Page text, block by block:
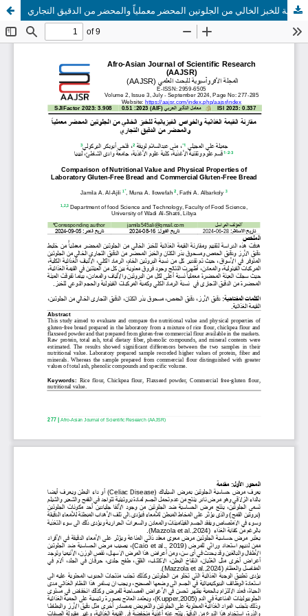
مقارنة القيمة الغذائية والخواص الفيزيائية للخبز الخالي من الجلوتين المحضر معملياً والمحضر من الدقيق التجاري